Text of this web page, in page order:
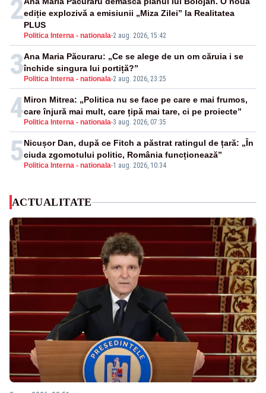
2
Politica Interna - nationala-2 aug. 2026, 15:42
ediție explozivă a emisiunii „Miza Zilei” la Realitatea
PLUS
3 Politica Interna - nationala-2 aug. 2026, 23:25
Ana Maria Păcuraru: „Ce se alege de un om căruia i se
închide singura lui portiță?”
4 Politica Interna - nationala-3 aug. 2026, 07:35
Miron Mitrea: „Politica nu se face pe care e mai frumos,
care înjură mai mult, care țipă mai tare, ci pe proiecte”
5 Politica Interna - nationala-1 aug. 2026, 10:34
Nicușor Dan, după ce Fitch a păstrat ratingul de țară: „În
ciuda zgomotului politic, România funcționează”
ACTUALITATE